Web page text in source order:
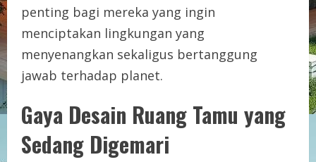
penting bagi mereka yang ingin
menciptakan lingkungan yang
menyenangkan sekaligus bertanggung
jawab terhadap planet.
Gaya Desain Ruang Tamu yang
Sedang Digemari